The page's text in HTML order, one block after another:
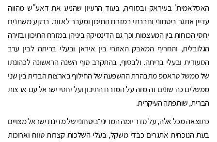
האסלאמית' בעיראק ובסוריה, בעוד הרעיון שהניע את דאע"ש מהווה
עדיין אתגר ביטחוני וחברתי במזרח התיכון ומעבר לאזור. ברקע משתנים
יחסי הכוחות בין המעצמות וכך גם הדינמיקה ביניהן במזרח התיכון ובזירה
הגלובלית, והחריף המאבק האזורי בין איראן ובעלי בריתה לבין ערב
הסעודית ובעלי בריתה. ולבסוף, בהתקרב סוף השנה הראשונה לכהונתו
של ממשל טראמפ מתבהרת ההשפעה של החילוף בארצות הברית בין שני
ממשלים כה שונים זה מזה על המזרח התיכון ועל יחסי ישראל עם ארצות
הברית, שותפתה העיקרית.
כתוצאה מכל אלה, על סדר יומה המדיני־ביטחוני של מדינת ישראל מצויים
בעת הנוכחית אתגרים כבדי משקל, בעלי השלכות קצרות טווח וארוכות